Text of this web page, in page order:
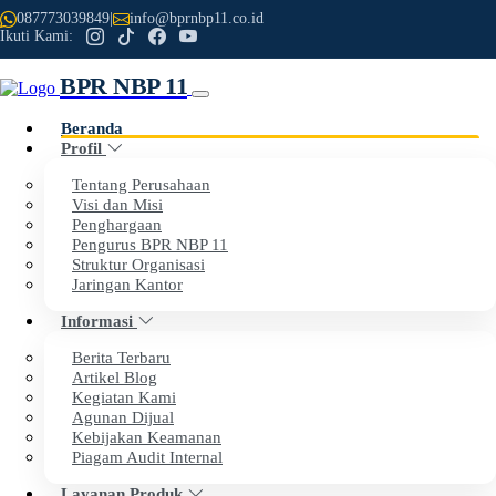
087773039849
info@bprnbp11.co.id
Ikuti Kami:
BPR NBP 11
Beranda
Profil
Tentang Perusahaan
Visi dan Misi
Penghargaan
Pengurus BPR NBP 11
Struktur Organisasi
Jaringan Kantor
Informasi
Berita Terbaru
Artikel Blog
Kegiatan Kami
Agunan Dijual
Kebijakan Keamanan
Piagam Audit Internal
PreviousNext
Selamat Datang di Website Resmi
PT BPR NBP 11
Dengan penuh rasa syukur, kami menyampaikan apresiasi
setinggi-tingginya kepada seluruh nasabah dan mitra kerja
atas kepercayaan dan dukungan yang telah diberikan
kepada BPR NBP 11.